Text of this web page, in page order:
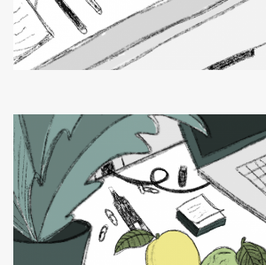
ค้นหา
SHARE TWEET LINE